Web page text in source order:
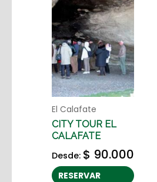
El Calafate
CITY TOUR EL
CALAFATE
Desde: $ 90.000
RESERVAR